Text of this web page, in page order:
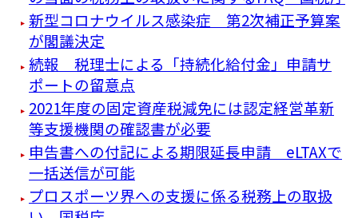
新型コロナウイルス感染症 第2次補正予算案
が閣議決定
続報 税理士による「持続化給付金」申請サ
ポートの留意点
2021年度の固定資産税減免には認定経営革新
等支援機関の確認書が必要
申告書への付記による期限延長申請 eLTAXで
一括送信が可能
プロスポーツ界への支援に係る税務上の取扱